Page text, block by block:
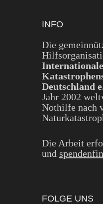
INFO
Die
Deutschland
Jahr 2002
Nothilfe nach
Die Arbeit
und
FOLGE UNS